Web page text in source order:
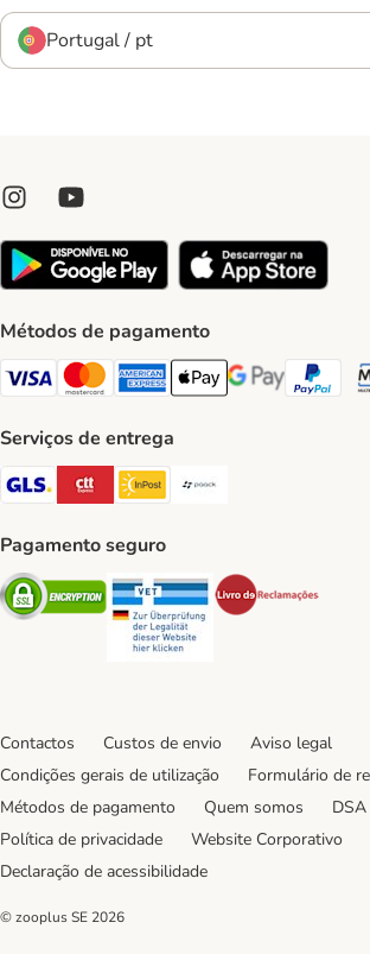
Portugal / pt
Métodos de pagamento
Visa Payment Method
Mastercard Payment Method
American Express Payment
Apple Pay Payment
Google PayPayPal
Serviços de entrega
GLS Shipping Method
CTTExpress Shipping Method
InPost Shipping Method
Pagamento seguro
Security Security
Contactos Custos de envio
Aviso legal
Condições gerais de utilização
Formulário de
Métodos de pagamento
Quem somos DSA
Política de privacidade
Website Corporativo
Declaração de acessibilidade
© zooplus SE 2026